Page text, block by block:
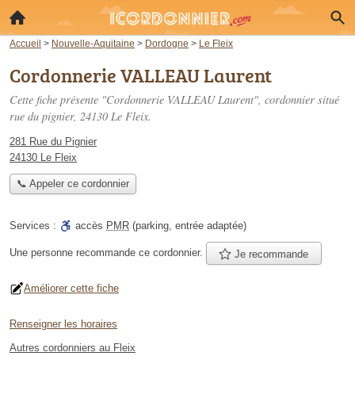
Accueil > Nouvelle-Aquitaine > Dordogne > Le Fleix
Cordonnerie VALLEAU Laurent
Cette fiche présente "Cordonnerie VALLEAU Laurent", cordonnier situé
rue du pignier, 24130 Le Fleix.
281 Rue du Pignier
24130 Le Fleix
📞 Appeler ce cordonnier
Services : accès PMR (parking, entrée adaptée)
Une personne recommande ce cordonnier. Je recommande
Améliorer cette fiche
Renseigner les horaires
Autres cordonniers au Fleix